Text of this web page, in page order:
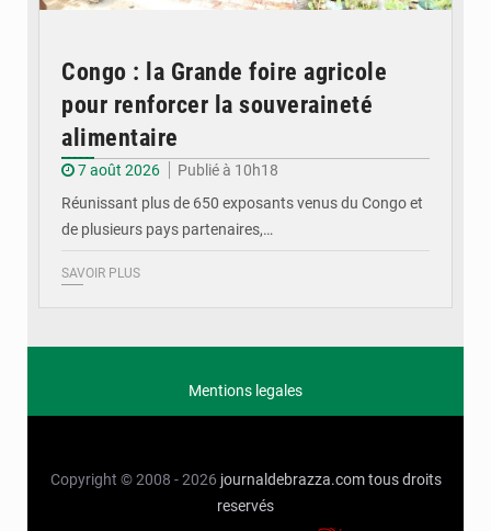
Congo : la Grande foire agricole
pour renforcer la souveraineté
alimentaire
7 août 2026
Publié à 10h18
Réunissant plus de 650 exposants venus du Congo et
de plusieurs pays partenaires,…
SAVOIR PLUS
Mentions legales
Copyright © 2008 - 2026 journaldebrazza.com tous droits
reservés